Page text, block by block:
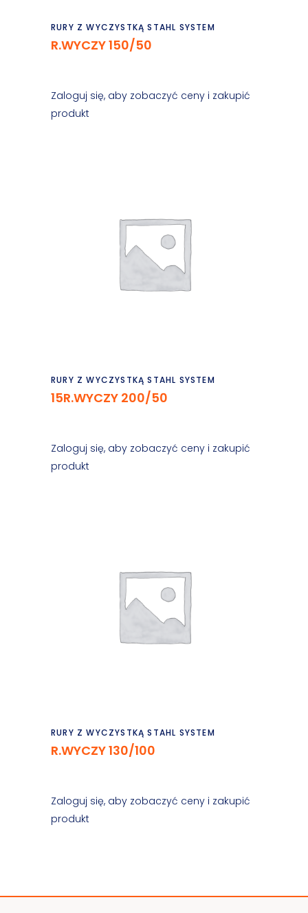
Czytaj dalej
RURY Z WYCZYSTKĄ STAHL SYSTEM
R.WYCZY 150/50
Zaloguj się, aby zobaczyć ceny i zakupić
produkt
Czytaj dalej
RURY Z WYCZYSTKĄ STAHL SYSTEM
15R.WYCZY 200/50
Zaloguj się, aby zobaczyć ceny i zakupić
produkt
Czytaj dalej
RURY Z WYCZYSTKĄ STAHL SYSTEM
R.WYCZY 130/100
Zaloguj się, aby zobaczyć ceny i zakupić
produkt